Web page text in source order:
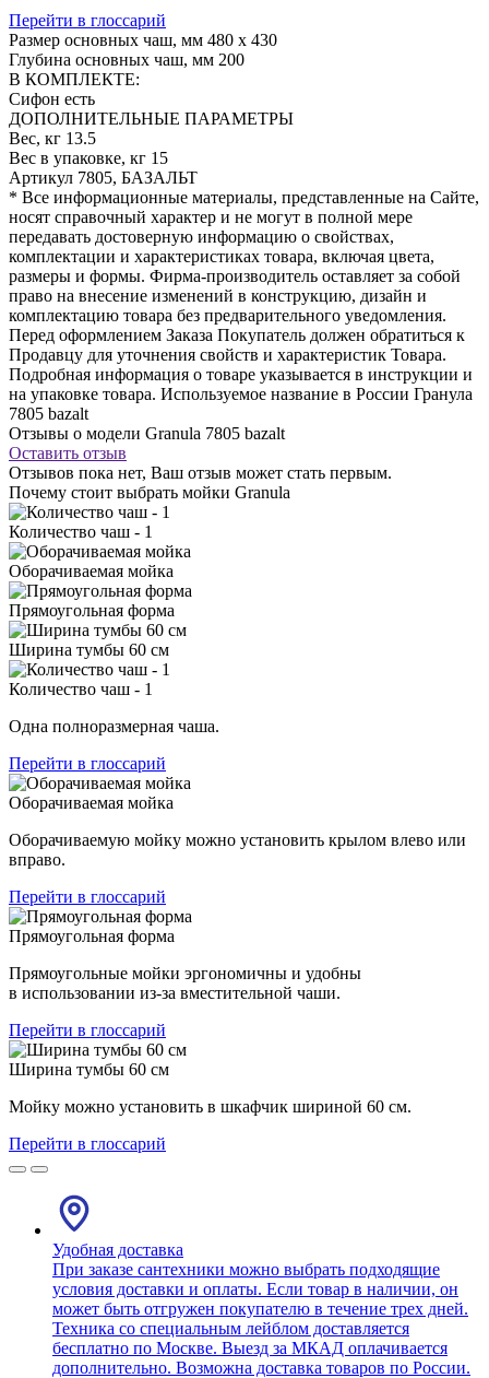
Перейти в глоссарий
Размер основных чаш, мм 480 х 430
Глубина основных чаш, мм 200
В КОМПЛЕКТЕ:
Сифон есть
ДОПОЛНИТЕЛЬНЫЕ ПАРАМЕТРЫ
Вес, кг 13.5
Вес в упаковке, кг 15
Артикул 7805, БАЗАЛЬТ
* Все информационные материалы, представленные на Сайте,
носят справочный характер и не могут в полной мере
передавать достоверную информацию о свойствах,
комплектации и характеристиках товара, включая цвета,
размеры и формы. Фирма-производитель оставляет за собой
право на внесение изменений в конструкцию, дизайн и
комплектацию товара без предварительного уведомления.
Перед оформлением Заказа Покупатель должен обратиться к
Продавцу для уточнения свойств и характеристик Товара.
Подробная информация о товаре указывается в инструкции и
на упаковке товара. Используемое название в России Гранула
7805 bazalt
Отзывы о модели Granula 7805 bazalt
Оставить отзыв
Отзывов пока нет, Ваш отзыв может стать первым.
Почему стоит выбрать мойки Granula
Количество чаш - 1
Оборачиваемая мойка
Прямоугольная форма
Ширина тумбы 60 см
Количество чаш - 1
Одна полноразмерная чаша.
Перейти в глоссарий
Оборачиваемая мойка
Оборачиваемую мойку можно установить крылом влево или
вправо.
Перейти в глоссарий
Прямоугольная форма
Прямоугольные мойки эргономичны и удобны
в использовании из-за вместительной чаши.
Перейти в глоссарий
Ширина тумбы 60 см
Мойку можно установить в шкафчик шириной 60 см.
Перейти в глоссарий
Удобная доставка
При заказе сантехники можно выбрать подходящие
условия доставки и оплаты. Если товар в наличии, он
может быть отгружен покупателю в течение трех дней.
Техника со специальным лейблом доставляется
бесплатно по Москве. Выезд за МКАД оплачивается
дополнительно. Возможна доставка товаров по России.